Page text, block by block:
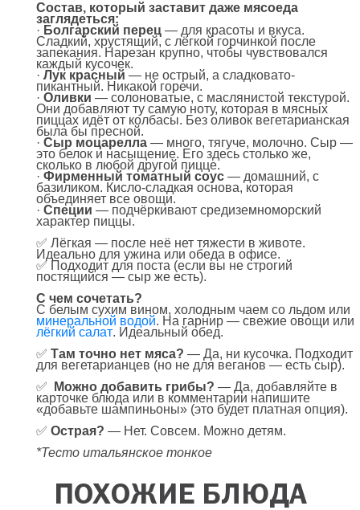
Состав, который заставит даже мясоеда
заглядеться:
· Болгарский перец — для красоты и вкуса.
Сладкий, хрустящий, с лёгкой горчинкой после
запекания. Нарезан крупно, чтобы чувствовался
каждый кусочек.
· Лук красный — не острый, а сладковато-
пикантный. Никакой горечи.
· Оливки — солоноватые, с маслянистой текстурой.
Они добавляют ту самую ноту, которая в мясных
пиццах идёт от колбасы. Без оливок вегетарианская
была бы пресной.
· Сыр моцарелла — много, тягуче, молочно. Сыр —
это белок и насыщение. Его здесь столько же,
сколько в любой другой пицце.
· Фирменный томатный соус — домашний, с
базиликом. Кисло-сладкая основа, которая
объединяет все овощи.
· Специи — подчёркивают средиземноморский
характер пиццы.
✅ Лёгкая — после неё нет тяжести в животе.
Идеально для ужина или обеда в офисе.
✅ Подходит для поста (если вы не строгий
постящийся — сыр же есть).
С чем сочетать?
С белым сухим вином, холодным чаем со льдом или
минеральной водой. На гарнир — свежие овощи или
лёгкий салат. Идеальный обед.
✅ Там точно нет мяса? — Да, ни кусочка. Подходит
для вегетарианцев (но не для веганов — есть сыр).
✅
Можно добавить грибы? — Да, добавляйте в
карточке блюда или в комментарии напишите
«добавьте шампиньоны» (это будет платная опция).
✅ Острая? — Нет. Совсем. Можно детям.
*Тесто итальянское тонкое
ПОХОЖИЕ БЛЮДА